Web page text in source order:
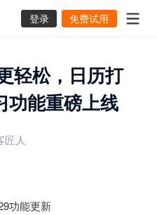
登录 免费试用
轻松，日历打
功能重磅上线
匠人
功能更新